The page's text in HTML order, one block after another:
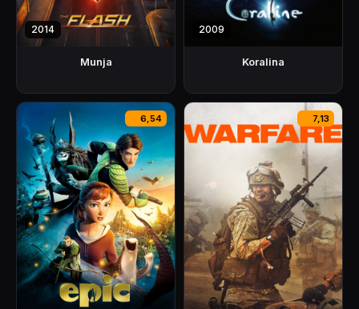
2014
Munja
2009
Koralina
6,54 7,13